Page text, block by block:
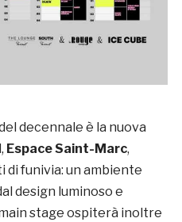
decennale è la nuova
Espace Saint-Marc,
di funivia: un ambiente
design luminoso e
stage ospiterà inoltre